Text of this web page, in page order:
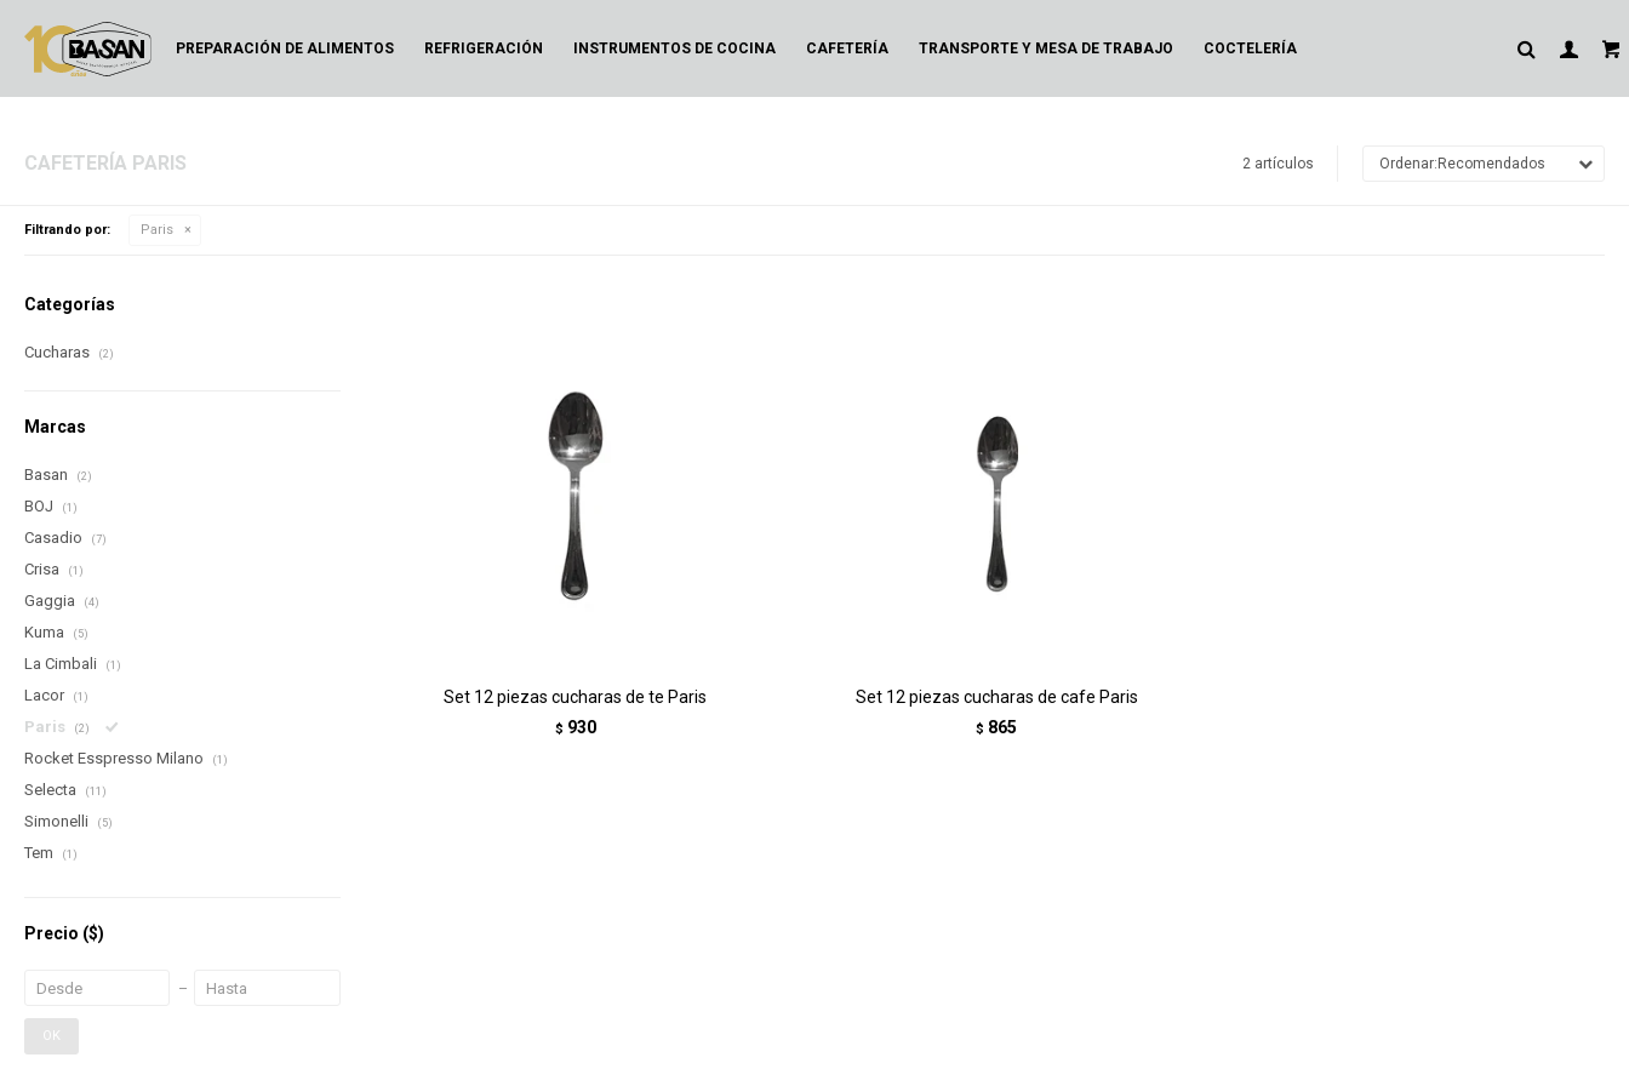
PREPARACIÓN DE ALIMENTOS REFRIGERACIÓN INSTRUMENTOS DE COCINA CAFETERÍA TRANSPORTE Y MESA DE TRABAJO COCTELERÍA
CAFETERÍA PARIS 2 artículos Recomendados
Filtrando por: Paris
Set 12 piezas cucharas de te Paris
$ 930
Set 12 piezas cucharas de cafe Paris
$ 865
Categorías
Cucharas (2)
Marcas
Basan (2)
BOJ (1)
Casadio (7)
Crisa (1)
Gaggia (4)
Kuma (5)
La Cimbali (1)
Lacor (1)
Paris (2)
Rocket Esspresso Milano (1)
Selecta (11)
Simonelli (5)
Tem (1)
Precio ($)
OK